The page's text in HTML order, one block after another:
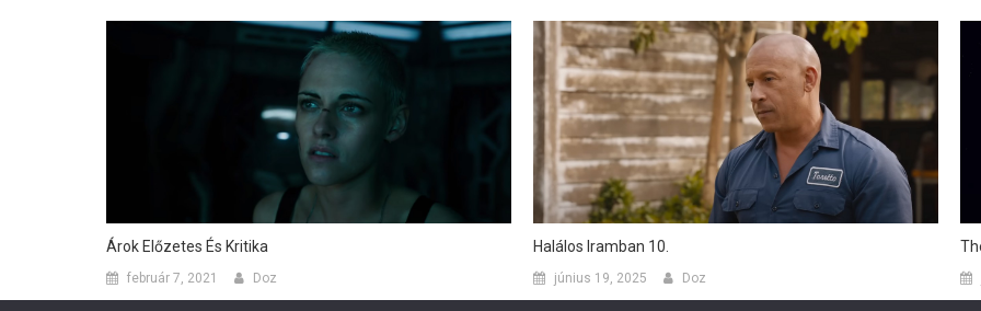
Árok Előzetes És Kritika
február 7, 2021 Doz
Halálos Iramban 10.
június 19, 2025 Doz